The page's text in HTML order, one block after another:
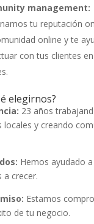
management:
tu reputación
online y te
con tus clientes
elegirnos?
23 años
locales y creando
Hemos ayudado
a crecer.
Estamos
de tu negocio.